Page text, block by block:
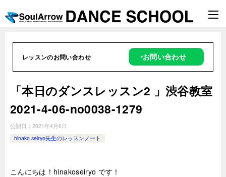
レッスンのお問い合わせ ‣お問い合わせ
「本日のダンスレッスン2 」渋谷教室
2021-4-06-no0038-1279
公開日： 2021年4月6日
hinako seiryo先生のレッスンノート
こんにちは！hinakoseiryo です！